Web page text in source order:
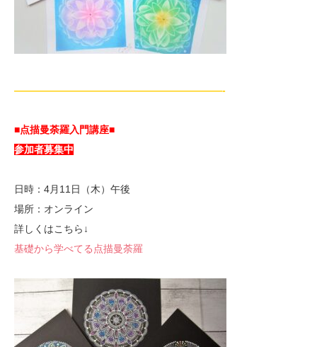
—————————————————————-
■点描曼荼羅入門講座■
参加者募集中
日時：4月11日（木）午後
場所：オンライン
詳しくはこちら↓
基礎から学べてる点描曼荼羅